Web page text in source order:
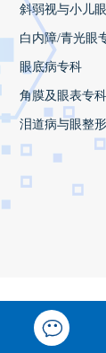
斜弱视与小儿
白内障/青光眼
眼底病专科
角膜及眼表专科
泪道病与眼整